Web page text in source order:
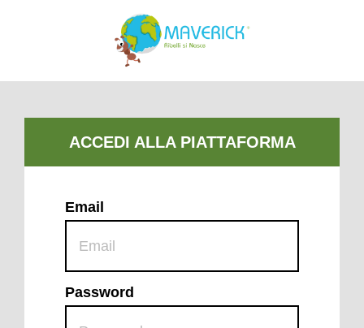
Email
Password